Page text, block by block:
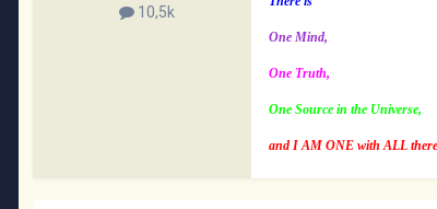
10,5k
One Mind,
One Truth,
One Source in the Universe,
and I AM ONE with ALL